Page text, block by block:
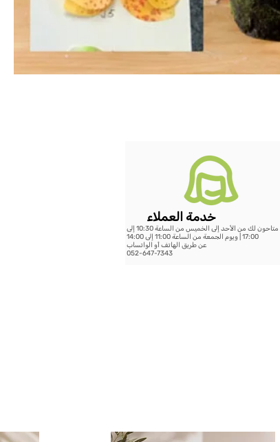
خدمة العملاء
نحن متاحون لك من الأحد إلى الخميس من الساعة 10:30 إلى
17:00 | ويوم الجمعة من الساعة 11:00 إلى 14:00
عن طريق الهاتف أو الواتساب
052-647-7343